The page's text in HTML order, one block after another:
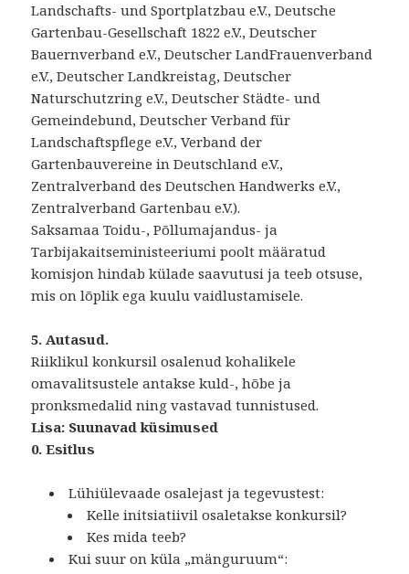
Landschafts- und Sportplatzbau e.V., Deutsche
Gartenbau-Gesellschaft 1822 e.V., Deutscher
Bauernverband e.V., Deutscher LandFrauenverband
e.V., Deutscher Landkreistag, Deutscher
Naturschutzring e.V., Deutscher Städte- und
Gemeindebund, Deutscher Verband für
Landschaftspflege e.V., Verband der
Gartenbauvereine in Deutschland e.V.,
Zentralverband des Deutschen Handwerks e.V.,
Zentralverband Gartenbau e.V.).
Saksamaa Toidu-, Põllumajandus- ja
Tarbijakaitseministeeriumi poolt määratud
komisjon hindab külade saavutusi ja teeb otsuse,
mis on lõplik ega kuulu vaidlustamisele.
5. Autasud.
Riiklikul konkursil osalenud kohalikele
omavalitsustele antakse kuld-, hõbe ja
pronksmedalid ning vastavad tunnistused.
Lisa: Suunavad küsimused
0. Esitlus
Lühiülevaade osalejast ja tegevustest:
Kelle initsiatiivil osaletakse konkursil?
Kes mida teeb?
Kui suur on küla „mänguruum“: